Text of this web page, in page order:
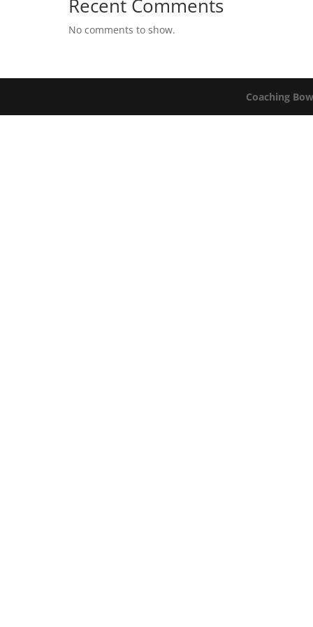
Recent Comments
No comments to show.
Coaching